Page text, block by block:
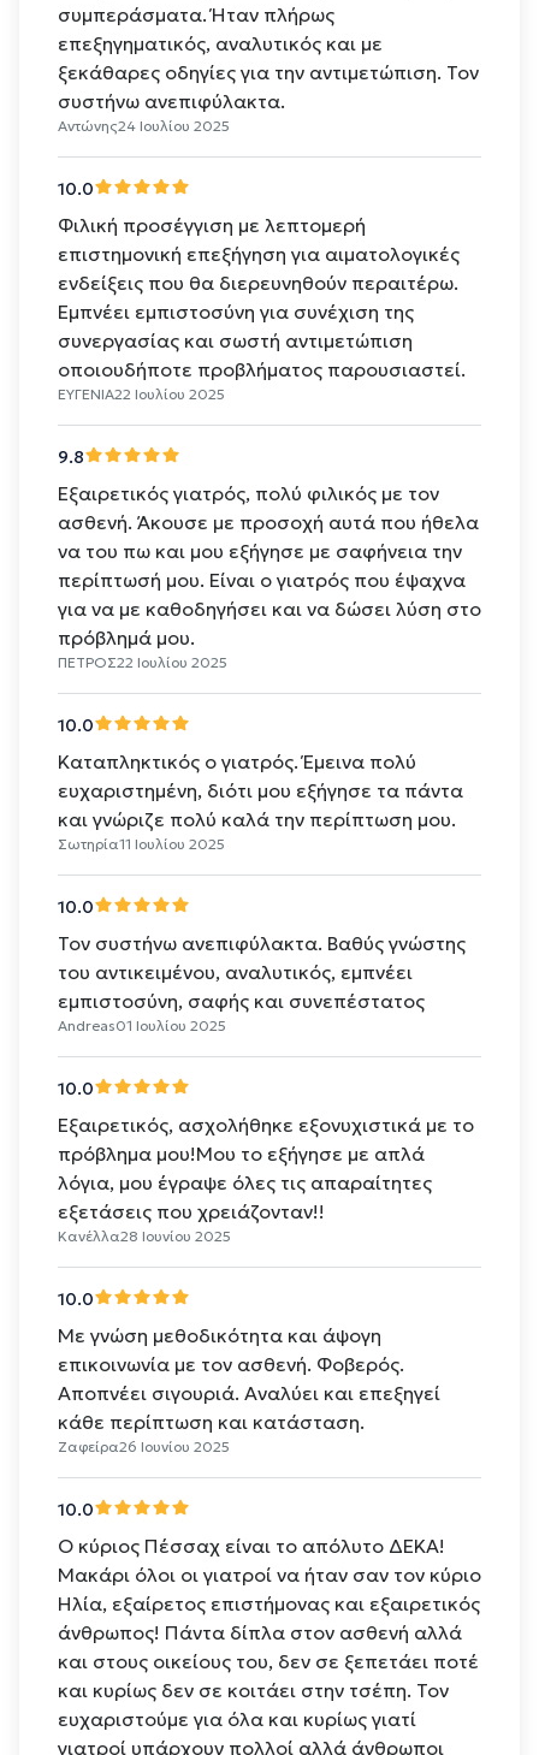
συμπεράσματα. Ήταν πλήρως
επεξηγηματικός, αναλυτικός και με
ξεκάθαρες οδηγίες για την αντιμετώπιση. Τον
συστήνω ανεπιφύλακτα.
Αντώνης24 Ιουλίου 2025
10.0
Φιλική προσέγγιση με λεπτομερή
επιστημονική επεξήγηση για αιματολογικές
ενδείξεις που θα διερευνηθούν περαιτέρω.
Εμπνέει εμπιστοσύνη για συνέχιση της
συνεργασίας και σωστή αντιμετώπιση
οποιουδήποτε προβλήματος παρουσιαστεί.
ΕΥΓΕΝΙΑ22 Ιουλίου 2025
9.8
Εξαιρετικός γιατρός, πολύ φιλικός με τον
ασθενή. Άκουσε με προσοχή αυτά που ήθελα
να του πω και μου εξήγησε με σαφήνεια την
περίπτωσή μου. Είναι ο γιατρός που έψαχνα
για να με καθοδηγήσει και να δώσει λύση στο
πρόβλημά μου.
ΠΕΤΡΟΣ22 Ιουλίου 2025
10.0
Καταπληκτικός ο γιατρός. Έμεινα πολύ
ευχαριστημένη, διότι μου εξήγησε τα πάντα
και γνώριζε πολύ καλά την περίπτωση μου.
Σωτηρία11 Ιουλίου 2025
10.0
Τον συστήνω ανεπιφύλακτα. Βαθύς γνώστης
του αντικειμένου, αναλυτικός, εμπνέει
εμπιστοσύνη, σαφής και συνεπέστατος
Andreas01 Ιουλίου 2025
10.0
Εξαιρετικός, ασχολήθηκε εξονυχιστικά με το
πρόβλημα μου!Μου το εξήγησε με απλά
λόγια, μου έγραψε όλες τις απαραίτητες
εξετάσεις που χρειάζονταν!!
Κανέλλα28 Ιουνίου 2025
10.0
Με γνώση μεθοδικότητα και άψογη
επικοινωνία με τον ασθενή. Φοβερός.
Αποπνέει σιγουριά. Αναλύει και επεξηγεί
κάθε περίπτωση και κατάσταση.
Ζαφείρα26 Ιουνίου 2025
10.0
Ο κύριος Πέσσαχ είναι το απόλυτο ΔΕΚΑ!
Μακάρι όλοι οι γιατροί να ήταν σαν τον κύριο
Ηλία, εξαίρετος επιστήμονας και εξαιρετικός
άνθρωπος! Πάντα δίπλα στον ασθενή αλλά
και στους οικείους του, δεν σε ξεπετάει ποτέ
και κυρίως δεν σε κοιτάει στην τσέπη. Τον
ευχαριστούμε για όλα και κυρίως γιατί
γιατροί υπάρχουν πολλοί αλλά άνθρωποι